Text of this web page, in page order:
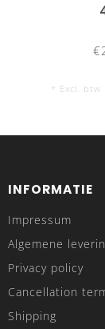
* Excl. btw
INFORMATIE
Impressum
Algemene
Privacy policy
Cancellation
Shipping